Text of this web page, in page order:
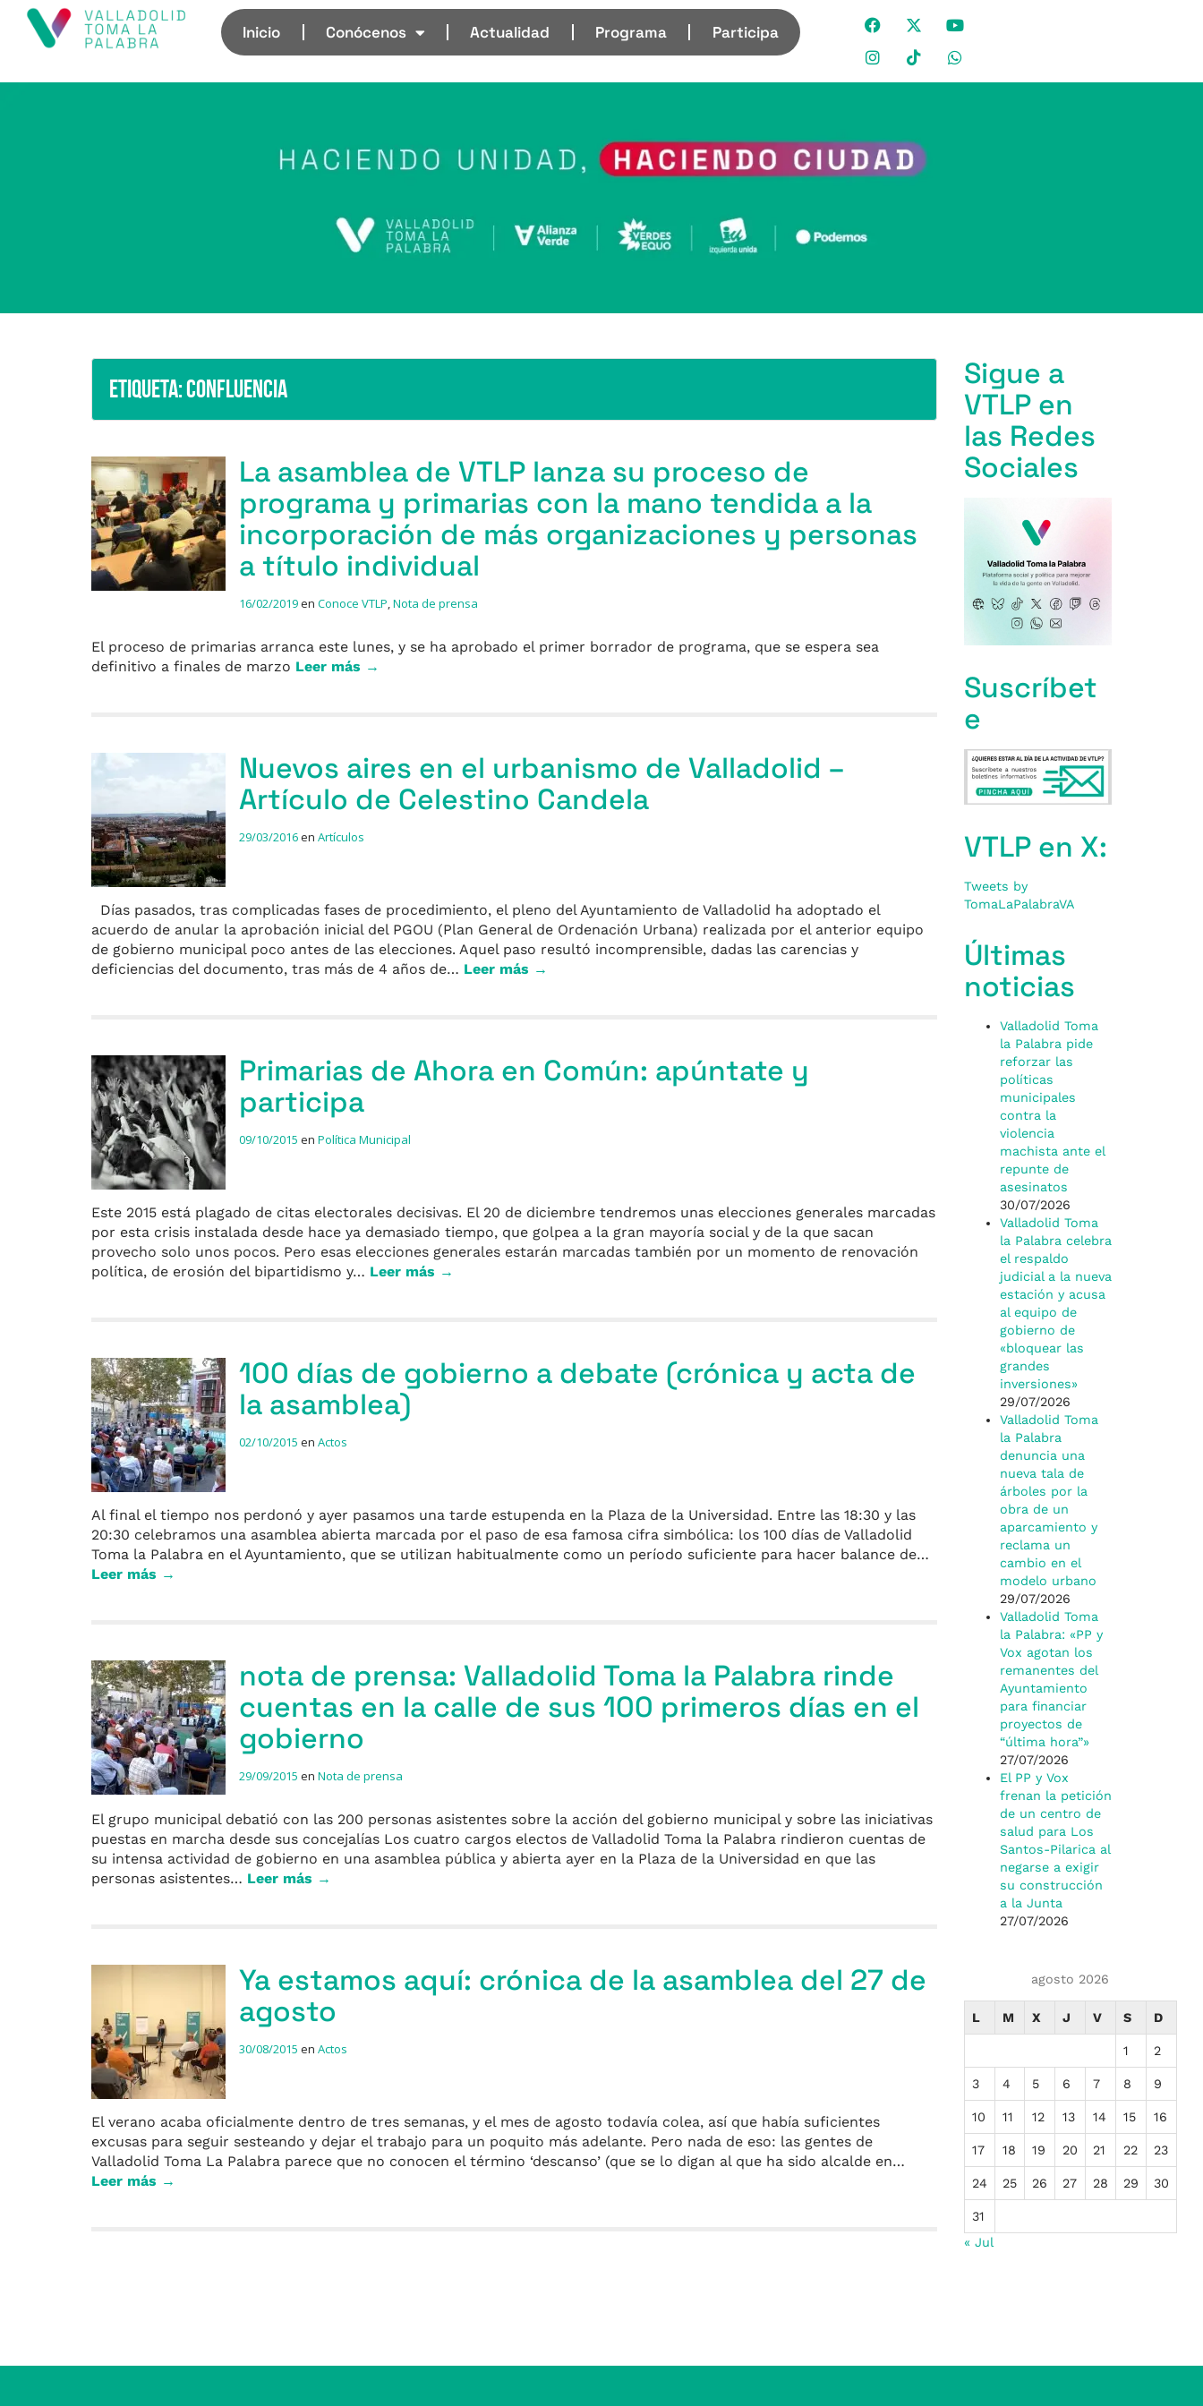
Inicio Conócenos Actualidad Programa Participa
Etiqueta:Confluencia
La asamblea de VTLP lanza su proceso de
programa y primarias con la mano tendida a la
incorporación de más organizaciones y personas
a título individual
16/02/2019en Conoce VTLP,Nota de prensa
El proceso de primarias arranca este lunes, y se ha aprobado el primer borrador de programa, que se espera sea
definitivo a finales de marzo Leer más →
Nuevos aires en el urbanismo de Valladolid –
Artículo de Celestino Candela
29/03/2016en Artículos
Días pasados, tras complicadas fases de procedimiento, el pleno del Ayuntamiento de Valladolid ha adoptado el
acuerdo de anular la aprobación inicial del PGOU (Plan General de Ordenación Urbana) realizada por el anterior equipo
de gobierno municipal poco antes de las elecciones. Aquel paso resultó incomprensible, dadas las carencias y
deficiencias del documento, tras más de 4 años de… Leer más →
Primarias de Ahora en Común: apúntate y
participa
09/10/2015 en Política Municipal
Este 2015 está plagado de citas electorales decisivas. El 20 de diciembre tendremos unas elecciones generales marcadas
por esta crisis instalada desde hace ya demasiado tiempo, que golpea a la gran mayoría social y de la que sacan
provecho solo unos pocos. Pero esas elecciones generales estarán marcadas también por un momento de renovación
política, de erosión del bipartidismo y… Leer más →
100 días de gobierno a debate (crónica y acta de
la asamblea)
02/10/2015 en Actos
Al final el tiempo nos perdonó y ayer pasamos una tarde estupenda en la Plaza de la Universidad. Entre las 18:30 y las
20:30 celebramos una asamblea abierta marcada por el paso de esa famosa cifra simbólica: los 100 días de Valladolid
Toma la Palabra en el Ayuntamiento, que se utilizan habitualmente como un período suficiente para hacer balance de…
Leer más →
nota de prensa: Valladolid Toma la Palabra rinde
cuentas en la calle de sus 100 primeros días en el
gobierno
29/09/2015 en Nota de prensa
El grupo municipal debatió con las 200 personas asistentes sobre la acción del gobierno municipal y sobre las iniciativas
puestas en marcha desde sus concejalías Los cuatro cargos electos de Valladolid Toma la Palabra rindieron cuentas de
su intensa actividad de gobierno en una asamblea pública y abierta ayer en la Plaza de la Universidad en que las
personas asistentes… Leer más →
Ya estamos aquí: crónica de la asamblea del 27 de
agosto
30/08/2015 en Actos
El verano acaba oficialmente dentro de tres semanas, y el mes de agosto todavía colea, así que había suficientes
excusas para seguir sesteando y dejar el trabajo para un poquito más adelante. Pero nada de eso: las gentes de
Valladolid Toma La Palabra parece que no conocen el término ‘descanso’ (que se lo digan al que ha sido alcalde en…
Leer más →
Sigue a
VTLP en
las Redes
Sociales
Suscríbet
e
VTLP en X:
Tweets by
TomaLaPalabraVA
Últimas
noticias
Valladolid Toma
la Palabra pide
reforzar las
políticas
municipales
contra la
violencia
machista ante el
repunte de
asesinatos
30/07/2026
Valladolid Toma
la Palabra celebra
el respaldo
judicial a la nueva
estación y acusa
al equipo de
gobierno de
«bloquear las
grandes
inversiones»
29/07/2026
Valladolid Toma
la Palabra
denuncia una
nueva tala de
árboles por la
obra de un
aparcamiento y
reclama un
cambio en el
modelo urbano
29/07/2026
Valladolid Toma
la Palabra: «PP y
Vox agotan los
remanentes del
Ayuntamiento
para financiar
proyectos de
“última hora”»
27/07/2026
El PP y Vox
frenan la petición
de un centro de
salud para Los
Santos-Pilarica al
negarse a exigir
su construcción
a la Junta
27/07/2026
agosto 2026
L M X J V S D
1 2
3 4 5 6 7 8 9
10 11 12 13 14 15 16
17 18 19 20 21 22 23
24 25 26 27 28 29 30
31
« Jul